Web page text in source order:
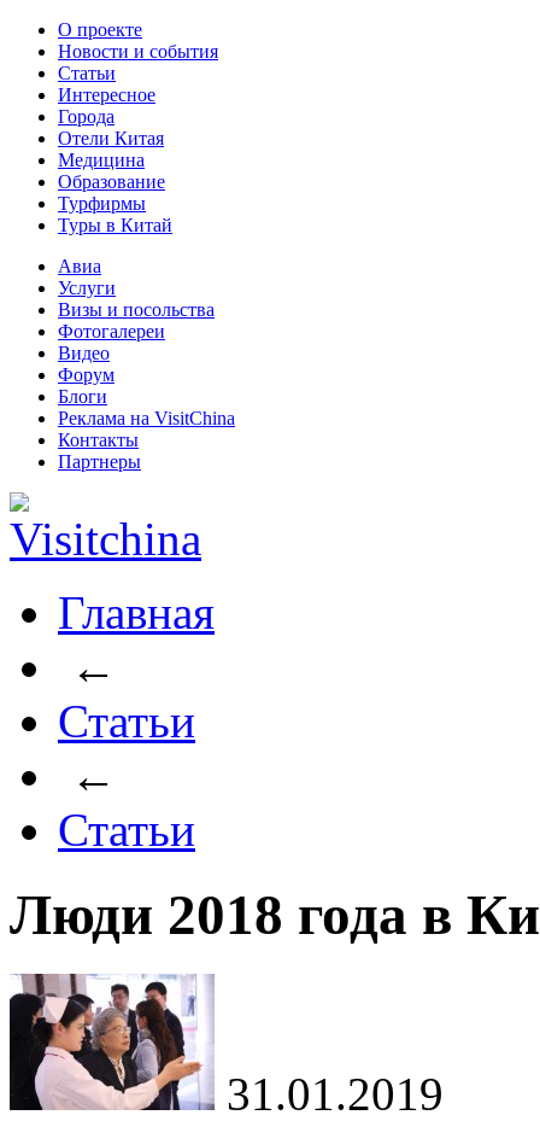
О проекте
Новости и события
Статьи
Интересное
Города
Отели Китая
Медицина
Образование
Турфирмы
Туры в Китай
Авиа
Услуги
Визы и посольства
Фотогалереи
Видео
Форум
Блоги
Реклама на VisitChina
Контакты
Партнеры
Главная
←
Статьи
←
Статьи
Люди 2018 года в
31.01.2019